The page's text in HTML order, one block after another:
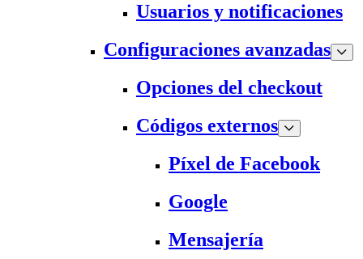
Usuarios y notificaciones
Configuraciones avanzadas
Opciones del checkout
Códigos externos
Píxel de Facebook
Google
Mensajería